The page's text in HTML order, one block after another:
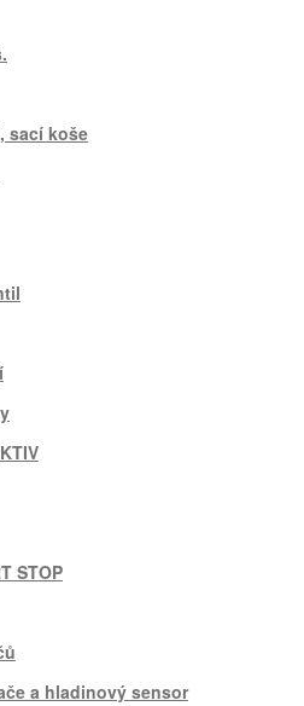
sací koše
STOP
a hladinový sensor